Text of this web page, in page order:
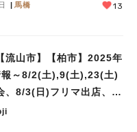
馬橋 13
流山市】【柏市】2025年
報～8/2(土),9(土),23(土)
、8/3(日)フリマ出店、
まちづくりサロン「ペッ
暮らすことができるまち